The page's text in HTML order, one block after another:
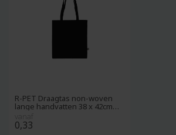
R-PET Draagtas non-woven
lange handvatten 38 x 42cm
0,33